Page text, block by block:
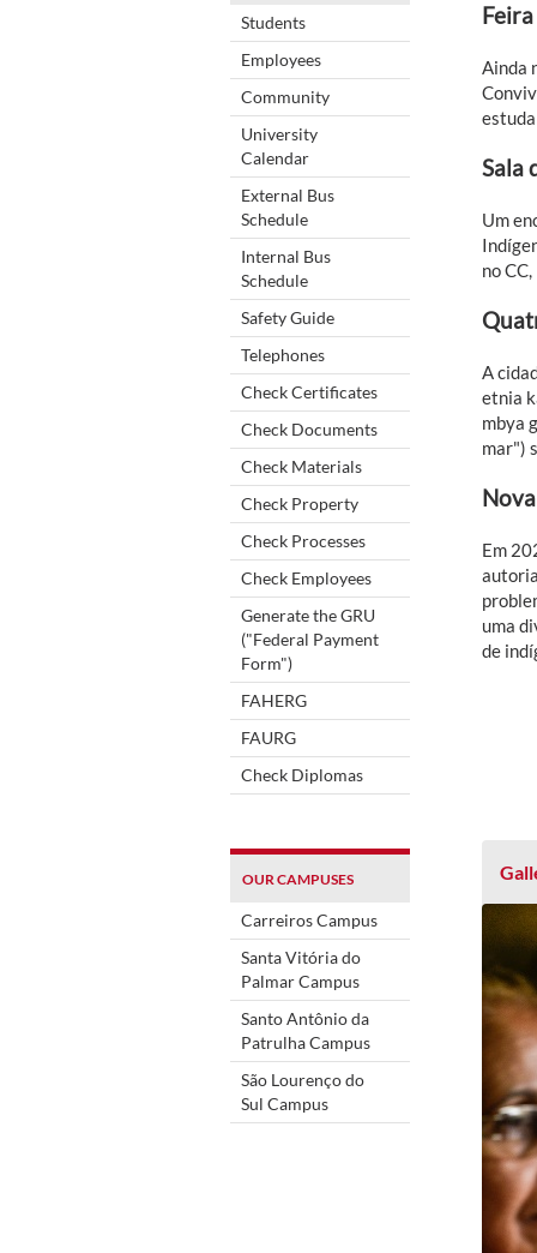
Students
Employees
Community
University
Calendar
External Bus
Schedule
Internal Bus
Schedule
Safety Guide
Telephones
Check Certificates
Check Documents
Check Materials
Check Property
Check Processes
Check Employees
Generate the GRU
("Federal Payment
Form")
FAHERG
FAURG
Check Diplomas
OUR CAMPUSES
Carreiros Campus
Santa Vitória do
Palmar Campus
Santo Antônio da
Patrulha Campus
São Lourenço do
Sul Campus
Ainda
Sala
Um
no
A
etnia
mbya
mar")
Em
uma
de